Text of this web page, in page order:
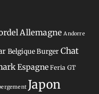
Allemagne Andorre
BelgiqueBurger Chat
Espagne Feria GT
Japon